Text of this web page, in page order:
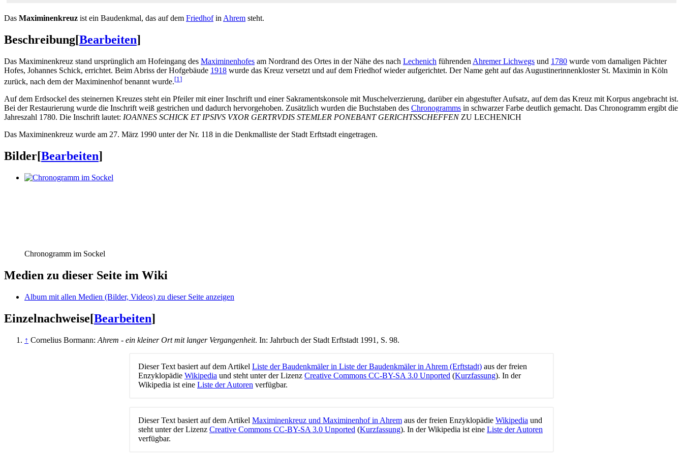
Das Maximinenkreuz ist ein Baudenkmal, das auf dem Friedhofin Ahrem steht.
Beschreibung[Bearbeiten]
Das Maximinenkreuz stand ursprünglich am Hofeingang des Maximinenhofes am Nordrand des Ortes in der Nähe des nach Lechenich führenden Ahremer Lichwegs und 1780 wurde vom damaligen Pächter
Hofes, Johannes Schick, errichtet. Beim Abriss der Hofgebäude 1918 wurde das Kreuz versetzt und auf dem Friedhof wieder aufgerichtet. Der Name geht auf das Augustinerinnenkloster St. Maximin in Köln
zurück, nach dem der Maximinenhof benannt wurde.[1 ]
Auf dem Erdsockel des steinernen Kreuzes steht ein Pfeiler mit einer Inschrift und einer Sakramentskonsole mit Muschelverzierung, darüber ein abgestufter Aufsatz, auf dem das Kreuz mit Korpus angebracht ist.
Bei der Restaurierung wurde die Inschrift weiß gestrichen und dadurch hervorgehoben. Zusätzlich wurden die Buchstaben des Chronogramms in schwarzer Farbe deutlich gemacht. Das Chronogramm ergibt die
Jahreszahl 1780. Die Inschrift lautet: IOANNES SCHICK ET IPSIVS VXOR GERTRVDIS STEMLER PONEBANT GERICHTSSCHEFFENZU LECHENICH
Das Maximinenkreuz wurde am 27. März 1990 unter der Nr. 118 in die Denkmalliste der Stadt Erftstadt eingetragen.
Bilder[Bearbeiten]
Chronogramm im Sockel
Medien zu dieser Seite im Wiki
Album mit allen Medien (Bilder, Videos) zu dieser Seite anzeigen
Einzelnachweise[Bearbeiten]
↑ Cornelius Bormann: Ahrem - ein kleiner Ort mit langer Vergangenheit. In: Jahrbuch der Stadt Erftstadt 1991, S. 98.
Dieser Text basiert auf dem Artikel Liste der Baudenkmäler in Liste der Baudenkmäler in Ahrem (Erftstadt) aus der freien
Enzyklopädie Wikipedia und steht unter der Lizenz Creative Commons CC-BY-SA 3.0 Unported (Kurzfassung). In der
Wikipedia ist eine Liste der Autoren verfügbar.
Dieser Text basiert auf dem Artikel Maximinenkreuz und Maximinenhof in Ahrem aus der freien Enzyklopädie Wikipedia und
steht unter der Lizenz Creative Commons CC-BY-SA 3.0 Unported (Kurzfassung). In der Wikipedia ist eine Liste der Autoren
verfügbar.